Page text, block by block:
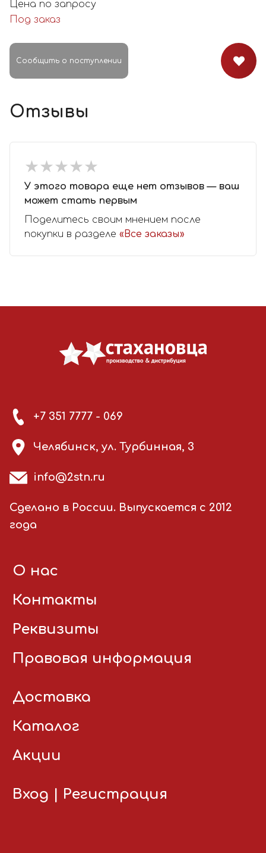
Цена по запросу
Под заказ
Сообщить о поступлении
Отзывы
★★★★★
★★★★★
У этого товара еще нет отзывов — ваш
может стать первым
Поделитесь своим мнением после
покупки в разделе «Все заказы»
+7 351 7777 - 069
Челябинск, ул. Турбинная, 3
info@2stn.ru
Сделано в России. Выпускается с 2012
года
О нас
Контакты
Реквизиты
Правовая информация
Доставка
Каталог
Акции
Вход Регистрация